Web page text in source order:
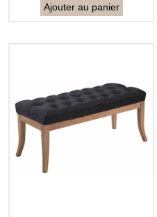
Ajouter au panier